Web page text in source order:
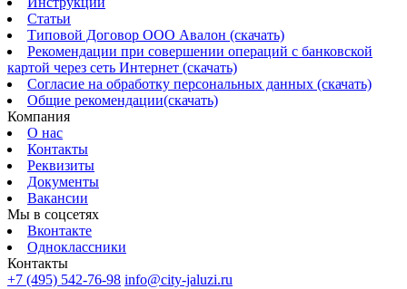
Статьи
Типовой Договор ООО Авалон (скачать)
Рекомендации при совершении операций с банковской
картой через сеть Интернет (скачать)
Согласие на обработку персональных данных (скачать)
Общие рекомендации(скачать)
Компания
О нас
Контакты
Реквизиты
Документы
Вакансии
Мы в соцсетях
Вконтакте
Одноклассники
Контакты
+7 (495) 542-76-98 info@city-jaluzi.ru